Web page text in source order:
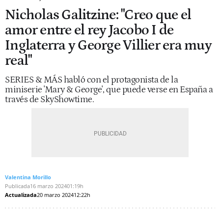
Nicholas Galitzine: "Creo que el
amor entre el rey Jacobo I de
Inglaterra y George Villier era muy
real"
SERIES & MÁS habló con el protagonista de la
miniserie 'Mary & George', que puede verse en España a
través de SkyShowtime.
Valentina Morillo
Publicada16 marzo 202401:19h
Actualizada20 marzo 202412:22h